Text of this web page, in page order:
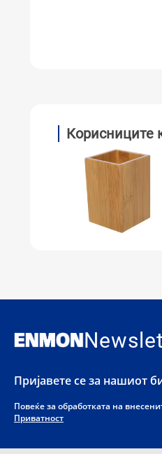
Корисниците
Пријавете се за нашиот
Повеќе за обработката на
Приватност